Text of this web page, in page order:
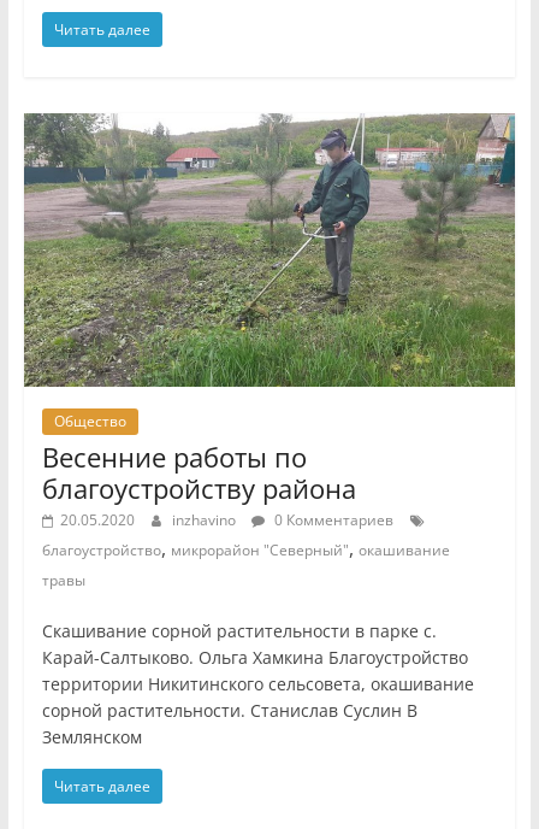
Читать далее
Общество
Весенние работы по
благоустройству района
20.05.2020 inzhavino
0 Комментариев
благоустройство, микрорайон "Северный", окашивание
травы
Скашивание сорной растительности в парке с.
Карай-Салтыково. Ольга Хамкина Благоустройство
территории Никитинского сельсовета, окашивание
сорной растительности. Станислав Суслин В
Землянском
Читать далее